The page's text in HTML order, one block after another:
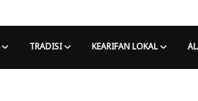
TRADISI KEARIFAN LOKAL